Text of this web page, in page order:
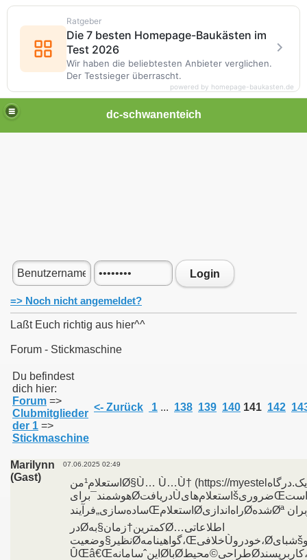
dc-schwanenteich
Login
=> Noch nicht angemeldet?
Laßt Euch richtig aus hier^^
Forum - Stickmaschine
Du befindest
dich hier:
Forum =>
Clubmitglieder
der 1 =>
Stickmaschine
<- Zurück 1 ... 138 139 140 141 142
Marilynn
(Gast)
07.06.2025 02:49
استعلام¹منØ§Ù… Ù…Ù† (https://myestelیک.درگاه
هوشمند¯برایØدریافتÙاستعلام‌هایšضروریŒاستØکهŒباÙهدف
ساده‌سازی„فرآیندŒاستعلامØراه‌اندازیØشدهØª کاربرانØازÙطریقاینØپلتفرم€می‌توانند
درØکمترین†زمان§بهØاطلاعاتی…
نظیر§وضعیتØگواهینامه،ŒخلافیÙخودرو،Øشبایšبانکی†وØاعتبارØگذرنامه§دسترسیŸپیداÙکنند… Ù…
ÛŒâ€ŒاینˆسامانهØباØطراحی©محیطØکاربرپسند،ØامکانšاستفادهÙاز§ابزارهاییÙمانندØاستعلام¹بیمه
Ratgeber
Die 7 besten Homepage-Baukästen im
Test 2026
Wir haben die beliebtesten Anbieter verglichen.
Der Testsieger überrascht.
powered by homepage-baukasten.de